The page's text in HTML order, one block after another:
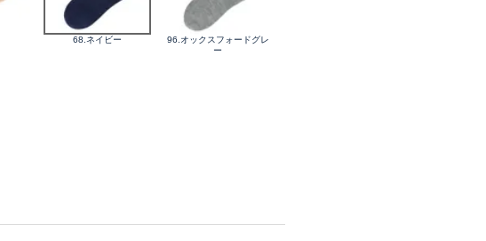
68.ネイビー
96.オックスフォードグレ
ー